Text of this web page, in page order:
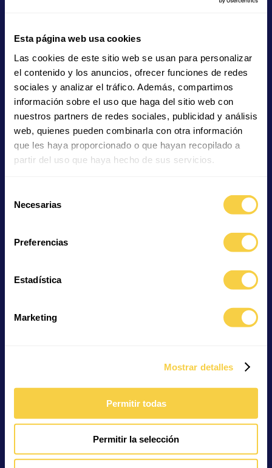
Esta página web usa cookies
Las cookies de este sitio web se usan para personalizar
el contenido y los anuncios, ofrecer funciones de redes
sociales y analizar el tráfico. Además, compartimos
información sobre el uso que haga del sitio web con
nuestros partners de redes sociales, publicidad y análisis
web, quienes pueden combinarla con otra información
que les haya proporcionado o que hayan recopilado a
partir del uso que haya hecho de sus servicios.
Necesarias
Preferencias
Estadística
Marketing
Mostrar detalles
Permitir todas
Permitir la selección
Tigerfische
Schermesserfisch
Gewöhnliche
Schnepfenfische
Gold-Meeräsche Masken-Nasendoktorfisch